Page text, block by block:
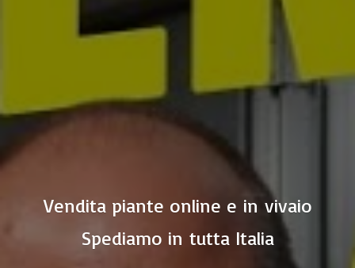
Vendita piante online e in vivaio
Spediamo in tutta Italia